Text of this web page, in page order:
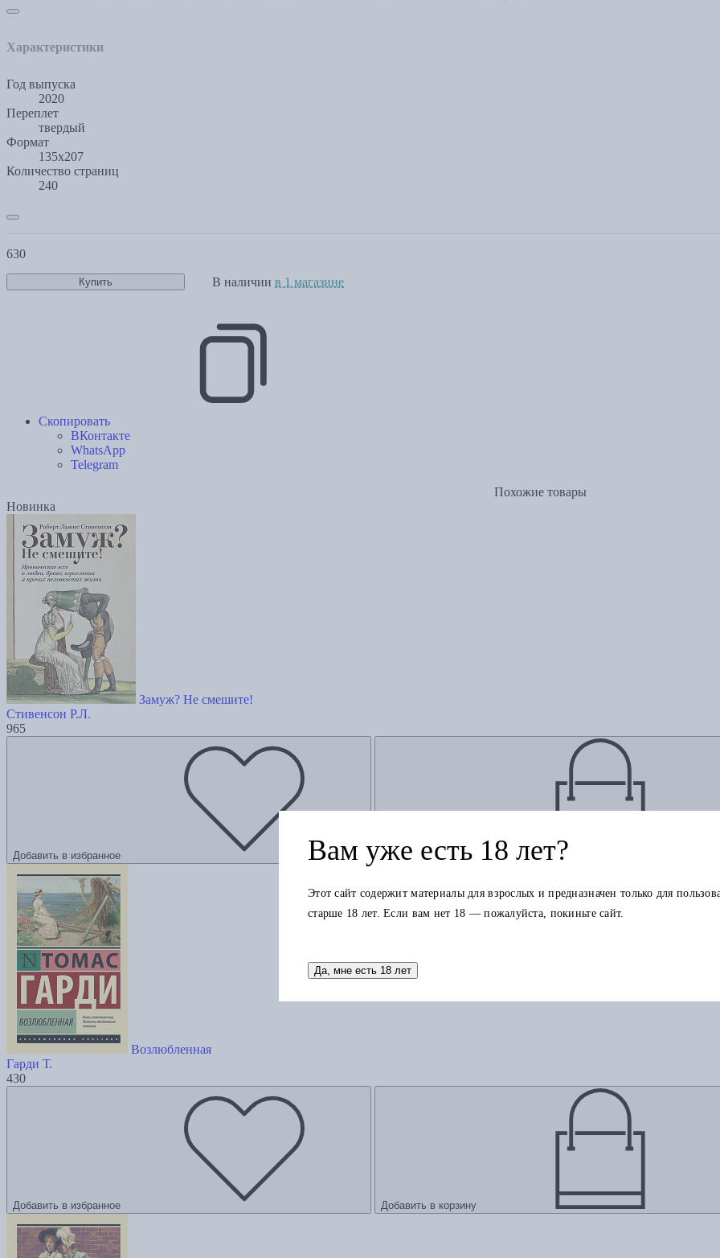
Характеристики
Год выпуска
2020
Переплет
твердый
Формат
135х207
Количество страниц
240
630
Купить В наличии в 1 магазине
Скопировать
ВКонтакте
WhatsApp
Telegram
Похожие товары
Новинка
Замуж? Не смешите!
Стивенсон Р.Л.
965
Добавить в избранное Добавить в корзину
Возлюбленная
Гарди Т.
430
Добавить в избранное Добавить в корзину
Вам уже есть 18 лет?
Этот сайт содержит материалы для взрослых и предназначен только для
старше 18 лет. Если вам нет 18 — пожалуйста, покиньте сайт.
Да, мне есть 18 лет